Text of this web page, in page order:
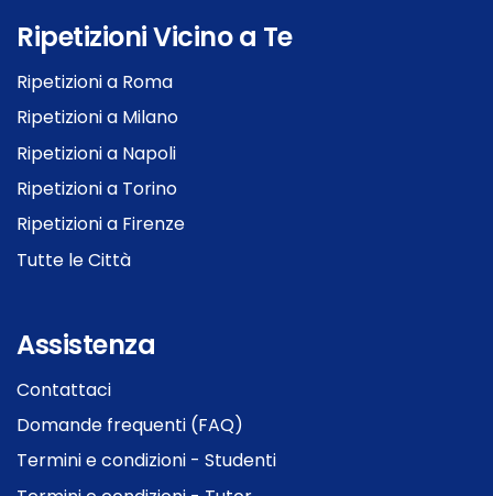
Ripetizioni Vicino a Te
Ripetizioni a Roma
Ripetizioni a Milano
Ripetizioni a Napoli
Ripetizioni a Torino
Ripetizioni a Firenze
Tutte le Città
Assistenza
Contattaci
Domande frequenti (FAQ)
Termini e condizioni - Studenti